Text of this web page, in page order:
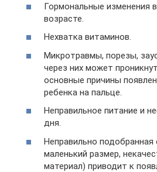
Гормональные изменения
возрасте.
Нехватка витаминов.
Микротравмы, порезы,
через них может
основные причины
ребенка на пальце.
Неправильное питание и
дня.
Неправильно подобранная
маленький размер,
материал) приводит к